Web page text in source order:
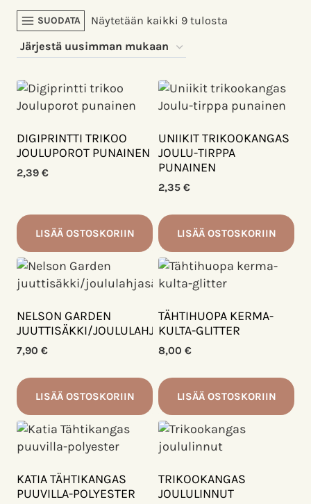
SUODATA Näytetään kaikki 9 tulosta
DIGIPRINTTI TRIKOO
JOULUPOROT PUNAINEN
2,39 €
LISÄÄ OSTOSKORIIN
UNIIKIT TRIKOOKANGAS
JOULU-TIRPPA
PUNAINEN
2,35 €
LISÄÄ OSTOSKORIIN
NELSON GARDEN
JUUTTISÄKKI/JOULULAHJASÄKKI
7,90 €
LISÄÄ OSTOSKORIIN
TÄHTIHUOPA KERMA-
KULTA-GLITTER
8,00 €
LISÄÄ OSTOSKORIIN
KATIA TÄHTIKANGAS
PUUVILLA-POLYESTER
TRIKOOKANGAS
JOULULINNUT